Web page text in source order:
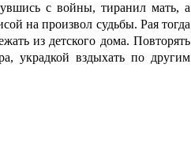
с войны, тиранил мать, а
на произвол судьбы. Рая тогда
из детского дома. Повторять
украдкой вздыхать по другим